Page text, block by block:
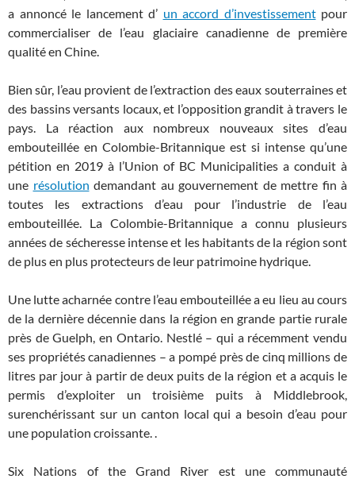
a annoncé le lancement d’ un accord d’investissementpour
commercialiser de l’eau glaciaire canadienne de première
qualité en Chine.
Bien sûr, l’eau provient de l’extraction des eaux souterraines et
des bassins versants locaux, et l’opposition grandit à travers le
pays. La réaction aux nombreux nouveaux sites d’eau
embouteillée en Colombie-Britannique est si intense qu’une
pétition en 2019 à l’Union of BC Municipalities a conduit à
une résolution demandant au gouvernement de mettre fin à
toutes les extractions d’eau pour l’industrie de l’eau
embouteillée. La Colombie-Britannique a connu plusieurs
années de sécheresse intense et les habitants de la région sont
de plus en plus protecteurs de leur patrimoine hydrique.
Une lutte acharnée contre l’eau embouteillée a eu lieu au cours
de la dernière décennie dans la région en grande partie rurale
près de Guelph, en Ontario. Nestlé – qui a récemment vendu
ses propriétés canadiennes – a pompé près de cinq millions de
litres par jour à partir de deux puits de la région et a acquis le
permis d’exploiter un troisième puits à Middlebrook,
surenchérissant sur un canton local qui a besoin d’eau pour
une population croissante. .
Six Nations of the Grand River est une communauté